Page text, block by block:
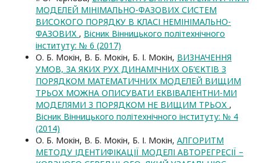
МОДЕЛЕЙ МІНІМАЛЬНО-ФАЗОВИХ СИСТЕМ
ВИСОКОГО ПОРЯДКУ В КЛАСІ НЕМІНІМАЛЬНО-
ФАЗОВИХ , Вісник Вінницького політехнічного
інституту: № 6 (2017)
О. Б. Мокін, В. Б. Мокін, Б. І. Мокін, ВИЗНАЧЕННЯ
УМОВ, ЗА ЯКИХ РУХ ДИНАМІЧНИХ ОБ’ЄКТІВ З
ПОРЯДКОМ МАТЕМАТИЧНИХ МОДЕЛЕЙ ВИЩИМ
ТРЬОХ МОЖНА ОПИСУВАТИ ЕКВІВАЛЕНТНИ-МИ
МОДЕЛЯМИ З ПОРЯДКОМ НЕ ВИЩИМ ТРЬОХ ,
Вісник Вінницького політехнічного інституту: № 4
(2014)
О. Б. Мокін, В. Б. Мокін, Б. І. Мокін, АЛГОРИТМ
МЕТОДУ ІДЕНТИФІКАЦІЇ МОДЕЛІ АВТОРЕГРЕСІЇ –